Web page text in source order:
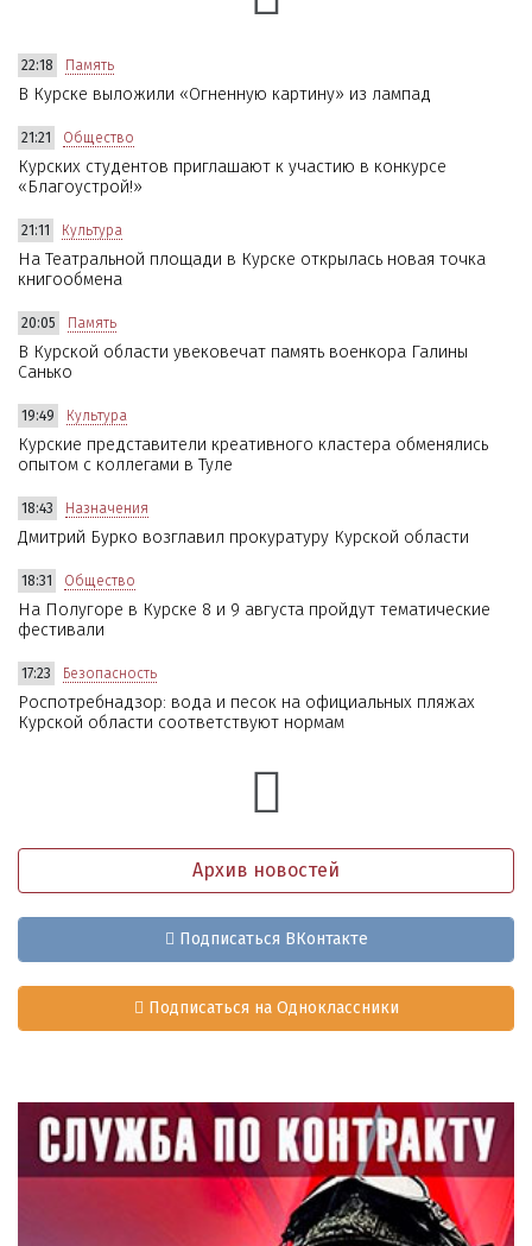
22:18 Память
В Курске выложили «Огненную картину» из лампад
21:21 Общество
Курских студентов приглашают к участию в конкурсе
«Благоустрой!»
21:11 Культура
На Театральной площади в Курске открылась новая точка
книгообмена
20:05 Память
В Курской области увековечат память военкора Галины
Санько
19:49 Культура
Курские представители креативного кластера обменялись
опытом с коллегами в Туле
18:43 Назначения
Дмитрий Бурко возглавил прокуратуру Курской области
18:31 Общество
На Полугоре в Курске 8 и 9 августа пройдут тематические
фестивали
17:23 Безопасность
Роспотребнадзор: вода и песок на официальных пляжах
Курской области соответствуют нормам
Архив новостей
Подписаться ВКонтакте
Подписаться на Одноклассники